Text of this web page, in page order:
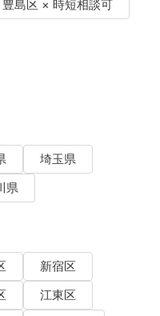
豊島区 × 時短相談可
埼玉県
県
新宿区
江東区